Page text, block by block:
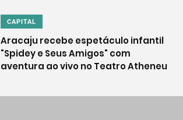
CAPITAL
Aracaju recebe espetáculo infantil
"Spidey e Seus Amigos" com
aventura ao vivo no Teatro Atheneu